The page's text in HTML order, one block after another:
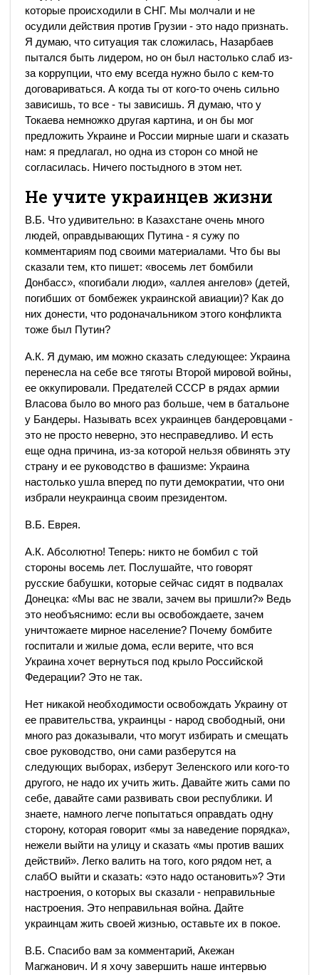
которые происходили в СНГ. Мы молчали и не
осудили действия против Грузии - это надо признать.
Я думаю, что ситуация так сложилась, Назарбаев
пытался быть лидером, но он был настолько слаб из-
за коррупции, что ему всегда нужно было с кем-то
договариваться. А когда ты от кого-то очень сильно
зависишь, то все - ты зависишь. Я думаю, что у
Токаева немножко другая картина, и он бы мог
предложить Украине и России мирные шаги и сказать
нам: я предлагал, но одна из сторон со мной не
согласилась. Ничего постыдного в этом нет.
Не учите украинцев жизни
В.Б. Что удивительно: в Казахстане очень много
людей, оправдывающих Путина - я сужу по
комментариям под своими материалами. Что бы вы
сказали тем, кто пишет: «восемь лет бомбили
Донбасс», «погибали люди», «аллея ангелов» (детей,
погибших от бомбежек украинской авиации)? Как до
них донести, что родоначальником этого конфликта
тоже был Путин?
А.К. Я думаю, им можно сказать следующее: Украина
перенесла на себе все тяготы Второй мировой войны,
ее оккупировали. Предателей СССР в рядах армии
Власова было во много раз больше, чем в батальоне
у Бандеры. Называть всех украинцев бандеровцами -
это не просто неверно, это несправедливо. И есть
еще одна причина, из-за которой нельзя обвинять эту
страну и ее руководство в фашизме: Украина
настолько ушла вперед по пути демократии, что они
избрали неукраинца своим президентом.
В.Б. Еврея.
А.К. Абсолютно! Теперь: никто не бомбил с той
стороны восемь лет. Послушайте, что говорят
русские бабушки, которые сейчас сидят в подвалах
Донецка: «Мы вас не звали, зачем вы пришли?» Ведь
это необъяснимо: если вы освобождаете, зачем
уничтожаете мирное население? Почему бомбите
госпитали и жилые дома, если верите, что вся
Украина хочет вернуться под крыло Российской
Федерации? Это не так.
Нет никакой необходимости освобождать Украину от
ее правительства, украинцы - народ свободный, они
много раз доказывали, что могут избирать и смещать
свое руководство, они сами разберутся на
следующих выборах, изберут Зеленского или кого-то
другого, не надо их учить жить. Давайте жить сами по
себе, давайте сами развивать свои республики. И
знаете, намного легче попытаться оправдать одну
сторону, которая говорит «мы за наведение порядка»,
нежели выйти на улицу и сказать «мы против ваших
действий». Легко валить на того, кого рядом нет, а
слабО выйти и сказать: «это надо остановить»? Эти
настроения, о которых вы сказали - неправильные
настроения. Это неправильная война. Дайте
украинцам жить своей жизнью, оставьте их в покое.
В.Б. Спасибо вам за комментарий, Акежан
Магжанович. И я хочу завершить наше интервью